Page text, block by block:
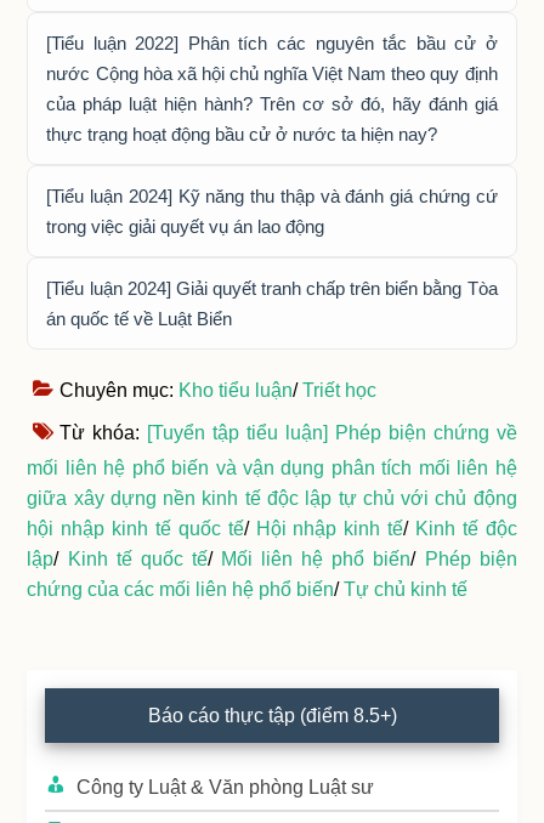
[Tiểu luận 2022] Phân tích các nguyên tắc bầu cử ở
nước Cộng hòa xã hội chủ nghĩa Việt Nam theo quy định
của pháp luật hiện hành? Trên cơ sở đó, hãy đánh giá
thực trạng hoạt động bầu cử ở nước ta hiện nay?
[Tiểu luận 2024] Kỹ năng thu thập và đánh giá chứng cứ
trong việc giải quyết vụ án lao động
[Tiểu luận 2024] Giải quyết tranh chấp trên biển bằng Tòa
án quốc tế về Luật Biển
Chuyên mục: Kho tiểu luận/Triết học
Từ khóa: [Tuyển tập tiểu luận] Phép biện chứng về
mối liên hệ phổ biến và vận dụng phân tích mối liên hệ
giữa xây dựng nền kinh tế độc lập tự chủ với chủ động
hội nhập kinh tế quốc tế/ Hội nhập kinh tế/ Kinh tế độc
lập/ Kinh tế quốc tế/ Mối liên hệ phổ biến/ Phép biện
chứng của các mối liên hệ phổ biến/Tự chủ kinh tế
Primary
Sidebar
Báo cáo thực tập (điểm 8.5+)
Công ty Luật & Văn phòng Luật sư